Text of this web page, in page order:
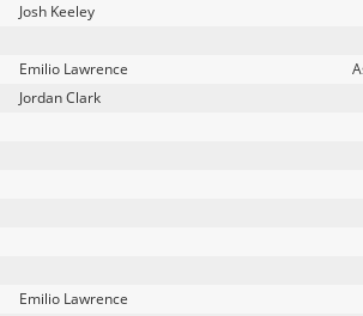
Josh Keeley
Emilio Lawrence
Jordan Clark
Emilio Lawrence